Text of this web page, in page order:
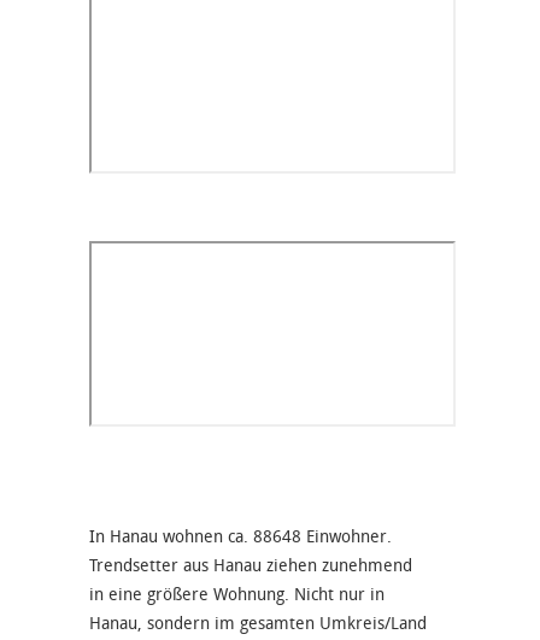
In Hanau wohnen ca. 88648 Einwohner.
Trendsetter aus Hanau ziehen zunehmend
in eine größere Wohnung. Nicht nur in
Hanau, sondern im gesamten Umkreis/Land